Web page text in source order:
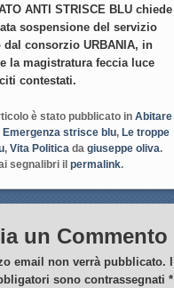
ANTI STRISCE BLU chiede
sospensione del servizio
dal consorzio URBANIA, in
la magistratura feccia luce
contestati.
è stato pubblicato in Abitare
Emergenza strisce blu, Le troppe
, Vita Politicada giuseppe oliva.
segnalibri il permalink.
un Commento
email non verrà pubblicato. I
sono contrassegnati *